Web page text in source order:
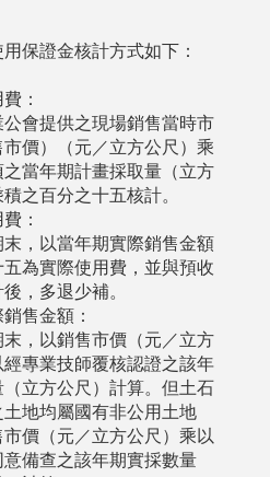
保證金核計方式如下：
：
會提供之現場銷售當時市
價）（元／立方公尺）乘
當年期計畫採取量（立方
之百分之十五核計。
：
末，以當年期實際銷售金額
為實際使用費，並與預收
，多退少補。
售金額：
，以銷售市價（元／立方
專業技師覆核認證之該年
立方公尺）計算。但土石
地均屬國有非公用土地
價（元／立方公尺）乘以
備查之該年期實採數量